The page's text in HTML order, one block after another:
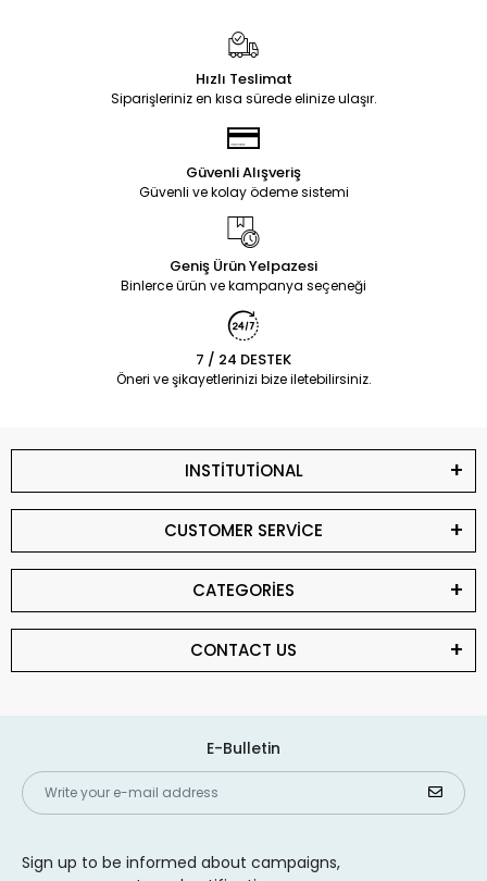
Hızlı Teslimat
Siparişleriniz en kısa sürede elinize ulaşır.
Güvenli Alışveriş
Güvenli ve kolay ödeme sistemi
Geniş Ürün Yelpazesi
Binlerce ürün ve kampanya seçeneği
7 / 24 DESTEK
Öneri ve şikayetlerinizi bize iletebilirsiniz.
INSTİTUTİONAL
CUSTOMER SERVİCE
CATEGORİES
CONTACT US
E-Bulletin
Sign up to be informed about campaigns,